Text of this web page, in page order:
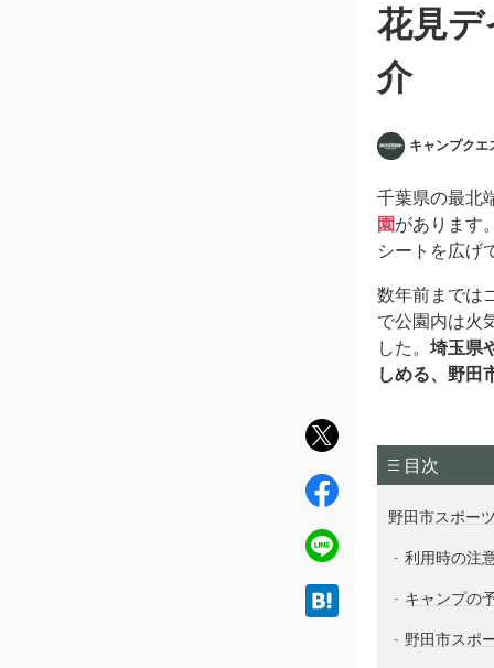
花見
介
キャンプクエ
千葉県の最北
園があります
シートを広げ
数年前までは
で公園内は火
した。 埼玉県
しめる、野田
目次
野田市スポー
利用時の注
キャンプの
野田市スポ
twit
ter
fac
ebo
ok
line
hat
ena